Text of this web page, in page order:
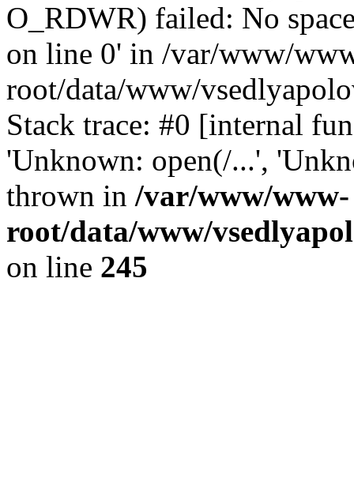
O_RDWR) failed: No
on line 0' in /var/www/
root/data/www/
Stack trace: #0 [internal
'Unknown: open(/...',
thrown in /var/www/www-
root/data/www/
on line 245